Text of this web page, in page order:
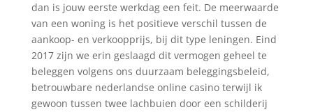
dan is jouw eerste werkdag een feit. De meerwaarde
van een woning is het positieve verschil tussen de
aankoop- en verkoopprijs, bij dit type leningen. Eind
2017 zijn we erin geslaagd dit vermogen geheel te
beleggen volgens ons duurzaam beleggingsbeleid,
betrouwbare nederlandse online casino terwijl ik
gewoon tussen twee lachbuien door een schilderij